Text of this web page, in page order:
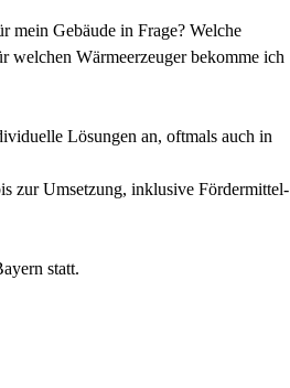
mein Gebäude in Frage? Welche
welchen Wärmeerzeuger bekomme ich
Lösungen an, oftmals auch in
zur Umsetzung, inklusive Fördermittel-
statt.